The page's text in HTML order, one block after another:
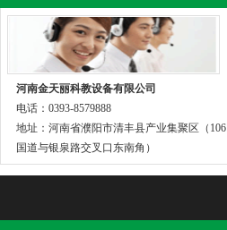
河南金天丽科教设备有限公司
电话：0393-8579888
地址：河南省濮阳市清丰县产业集聚区（106
国道与银泉路交叉口东南角）